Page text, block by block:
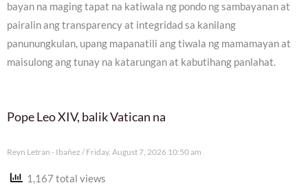
bayan na maging tapat na katiwala ng pondo ng sambayanan at
pairalin ang transparency at integridad sa kanilang
panunungkulan, upang mapanatili ang tiwala ng mamamayan at
maisulong ang tunay na katarungan at kabutihang panlahat.
Pope Leo XIV, balik Vatican na
Reyn Letran - Ibañez Friday, August 7, 2026 10:50 am
1,167 total views